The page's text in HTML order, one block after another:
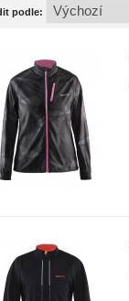
podle: